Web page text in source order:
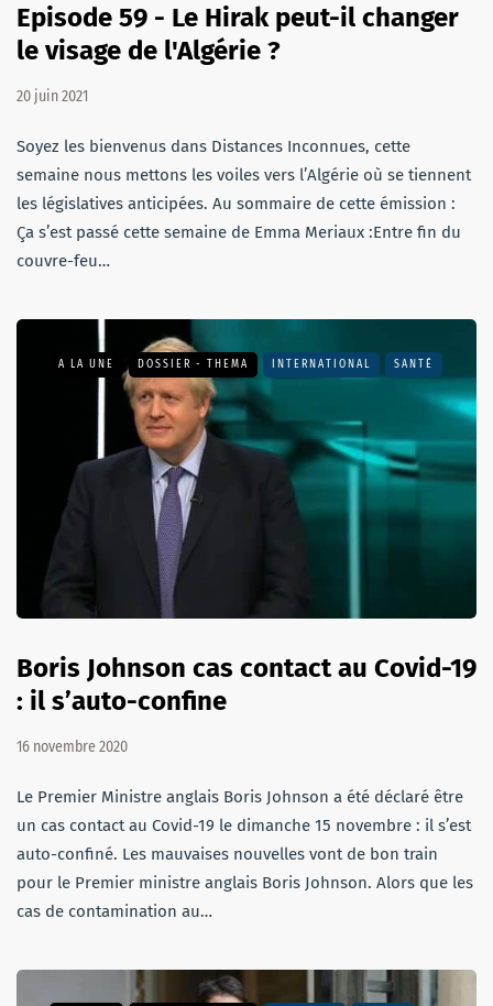
Episode 59 - Le Hirak peut-il changer
le visage de l'Algérie ?
20 juin 2021
Soyez les bienvenus dans Distances Inconnues, cette
semaine nous mettons les voiles vers l’Algérie où se tiennent
les législatives anticipées. Au sommaire de cette émission :
Ça s’est passé cette semaine de Emma Meriaux :Entre fin du
couvre-feu…
A LA UNE DOSSIER - THEMA INTERNATIONAL SANTÉ
Boris Johnson cas contact au Covid-19
: il s’auto-confine
16 novembre 2020
Le Premier Ministre anglais Boris Johnson a été déclaré être
un cas contact au Covid-19 le dimanche 15 novembre : il s’est
auto-confiné. Les mauvaises nouvelles vont de bon train
pour le Premier ministre anglais Boris Johnson. Alors que les
cas de contamination au…